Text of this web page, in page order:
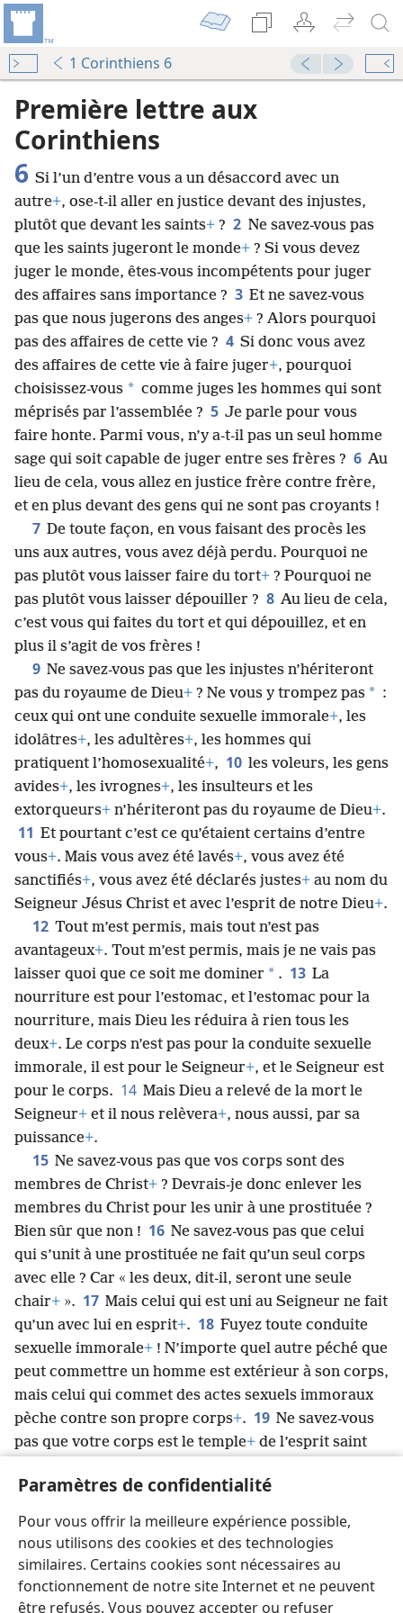
Paramètres de confidentialité
Pour vous offrir la meilleure expérience possible,
nous utilisons des cookies et des technologies
similaires. Certains cookies sont nécessaires au
fonctionnement de notre site Internet et ne peuvent
être refusés. Vous pouvez accepter ou refuser
1 Corinthiens 6
Première lettre aux
Corinthiens
6 Si l’un d’entre vous a un désaccord avec un
autre+, ose-t-il aller en justice devant des injustes,
plutôt que devant les saints+ ? 2 Ne savez-vous pas
que les saints jugeront le monde+ ? Si vous devez
juger le monde, êtes-vous incompétents pour juger
des affaires sans importance ? 3 Et ne savez-vous
pas que nous jugerons des anges+ ? Alors pourquoi
pas des affaires de cette vie ? 4 Si donc vous avez
des affaires de cette vie à faire juger+, pourquoi
choisissez-vous * comme juges les hommes qui sont
méprisés par l’assemblée ? 5 Je parle pour vous
faire honte. Parmi vous, n’y a-t-il pas un seul homme
sage qui soit capable de juger entre ses frères ? 6 Au
lieu de cela, vous allez en justice frère contre frère,
et en plus devant des gens qui ne sont pas croyants !
7 De toute façon, en vous faisant des procès les
uns aux autres, vous avez déjà perdu. Pourquoi ne
pas plutôt vous laisser faire du tort+ ? Pourquoi ne
pas plutôt vous laisser dépouiller ? 8 Au lieu de cela,
c’est vous qui faites du tort et qui dépouillez, et en
plus il s’agit de vos frères !
9 Ne savez-vous pas que les injustes n’hériteront
pas du royaume de Dieu+ ? Ne vous y trompez pas * :
ceux qui ont une conduite sexuelle immorale+, les
idolâtres+, les adultères+, les hommes qui
pratiquent l’homosexualité+, 10 les voleurs, les gens
avides+, les ivrognes+, les insulteurs et les
extorqueurs+ n’hériteront pas du royaume de Dieu+.
11 Et pourtant c’est ce qu’étaient certains d’entre
vous+. Mais vous avez été lavés+, vous avez été
sanctifiés+, vous avez été déclarés justes+ au nom du
Seigneur Jésus Christ et avec l’esprit de notre Dieu+.
12 Tout m’est permis, mais tout n’est pas
avantageux+. Tout m’est permis, mais je ne vais pas
laisser quoi que ce soit me dominer * . 13 La
nourriture est pour l’estomac, et l’estomac pour la
nourriture, mais Dieu les réduira à rien tous les
deux+. Le corps n’est pas pour la conduite sexuelle
immorale, il est pour le Seigneur+, et le Seigneur est
pour le corps. 14 Mais Dieu a relevé de la mort le
Seigneur+ et il nous relèvera+, nous aussi, par sa
puissance+.
15 Ne savez-vous pas que vos corps sont des
membres de Christ+ ? Devrais-je donc enlever les
membres du Christ pour les unir à une prostituée ?
Bien sûr que non ! 16 Ne savez-vous pas que celui
qui s’unit à une prostituée ne fait qu’un seul corps
avec elle ? Car « les deux, dit-il, seront une seule
chair+ ». 17 Mais celui qui est uni au Seigneur ne fait
qu’un avec lui en esprit+. 18 Fuyez toute conduite
sexuelle immorale+ ! N’importe quel autre péché que
peut commettre un homme est extérieur à son corps,
mais celui qui commet des actes sexuels immoraux
pèche contre son propre corps+. 19 Ne savez-vous
pas que votre corps est le temple+ de l’esprit saint
plus, vous ne vous appartenez pas+,
avez été achetés à un prix
. Alors, glorifiez Dieu
dans votre corps+